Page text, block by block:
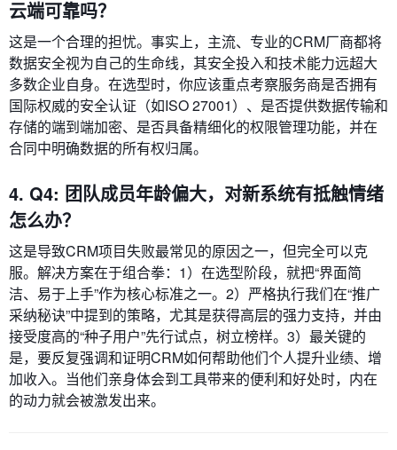
云端可靠吗？
这是一个合理的担忧。事实上，主流、专业的CRM厂商都将
数据安全视为自己的生命线，其安全投入和技术能力远超大
多数企业自身。在选型时，你应该重点考察服务商是否拥有
国际权威的安全认证（如ISO 27001）、是否提供数据传输和
存储的端到端加密、是否具备精细化的权限管理功能，并在
合同中明确数据的所有权归属。
4. Q4: 团队成员年龄偏大，对新系统有抵触情绪
怎么办？
这是导致CRM项目失败最常见的原因之一，但完全可以克
服。解决方案在于组合拳：1）在选型阶段，就把“界面简
洁、易于上手”作为核心标准之一。2）严格执行我们在“推广
采纳秘诀”中提到的策略，尤其是获得高层的强力支持，并由
接受度高的“种子用户”先行试点，树立榜样。3）最关键的
是，要反复强调和证明CRM如何帮助他们个人提升业绩、增
加收入。当他们亲身体会到工具带来的便利和好处时，内在
的动力就会被激发出来。